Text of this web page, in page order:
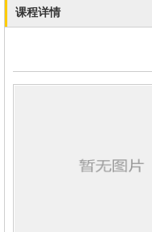
课程详情